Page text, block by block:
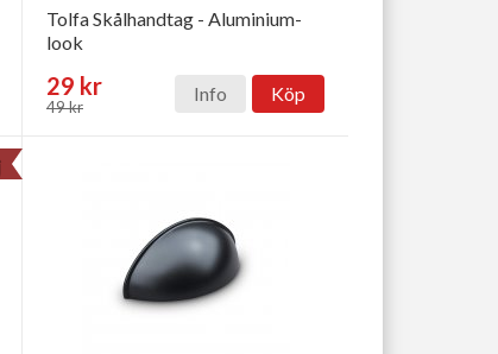
Tolfa Skålhandtag - Aluminium-
look
29 kr
49 kr
Info Köp